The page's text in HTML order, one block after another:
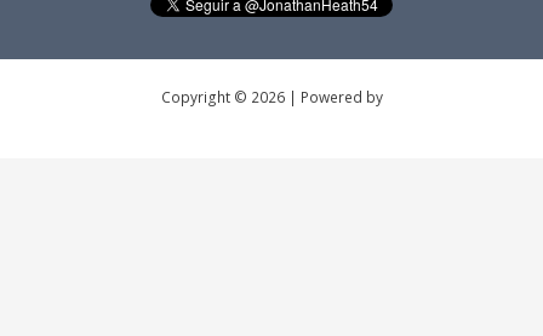
Copyright © 2026 | Powered by